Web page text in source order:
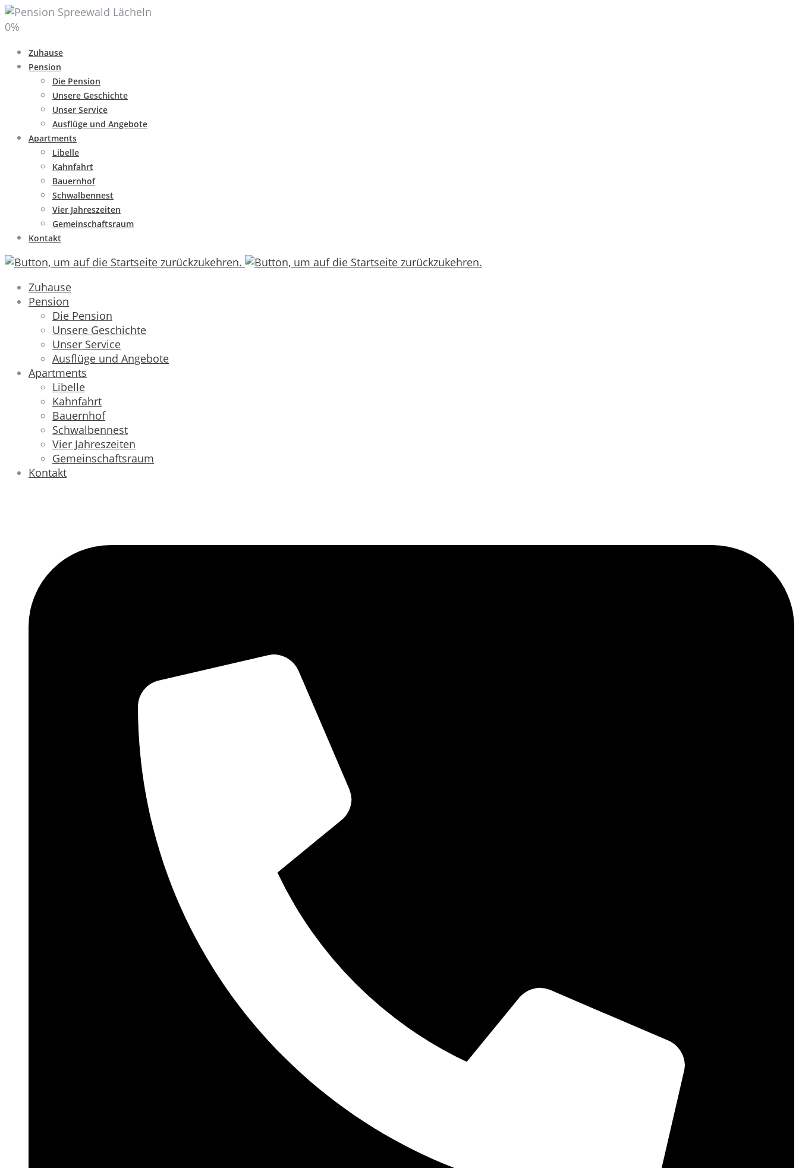
0%
Zuhause
Pension
Die Pension
Unsere Geschichte
Unser Service
Ausflüge und Angebote
Apartments
Libelle
Kahnfahrt
Bauernhof
Schwalbennest
Vier Jahreszeiten
Gemeinschaftsraum
Kontakt
Zuhause
Pension
Die Pension
Unsere Geschichte
Unser Service
Ausflüge und Angebote
Apartments
Libelle
Kahnfahrt
Bauernhof
Schwalbennest
Vier Jahreszeiten
Gemeinschaftsraum
Kontakt